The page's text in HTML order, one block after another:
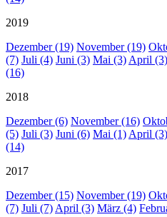
2019
Dezember (19) November (19)
(7) Juli (4) Juni (3) Mai (3) April (3)
(16)
2018
Dezember (6) November (16)
(5) Juli (3) Juni (6) Mai (1) April (3)
(14)
2017
Dezember (15) November (19)
(7) Juli (7) April (3) März (4)